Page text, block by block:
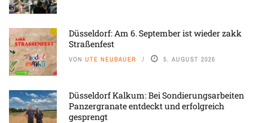
Düsseldorf: Am 6. September ist wieder zakk
Straßenfest
VON UTE NEUBAUER 5. AUGUST 2026
Düsseldorf Kalkum: Bei Sondierungsarbeiten
Panzergranate entdeckt und erfolgreich
gesprengt